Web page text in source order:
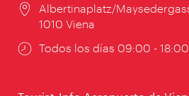
Lugar:
Albertinaplatz/
1010 Viena
Horarios
Todos los días 09:00 -